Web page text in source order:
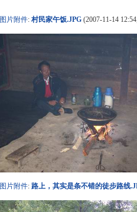
图片附件:村民家午饭.JPG (2007-11-14
图片附件:路上，其实是条不错的徒步路线